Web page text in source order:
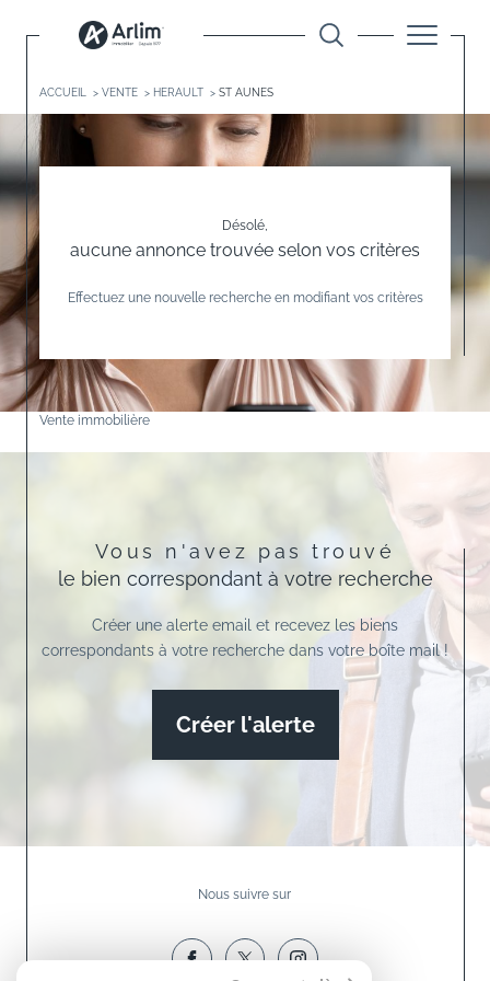
ACCUEIL VENTE HERAULT ST AUNES
Désolé,
aucune annonce trouvée selon vos critères
Effectuez une nouvelle recherche en modifiant vos critères
Vente immobilière
Vous n'avez pas trouvé
le bien correspondant à votre recherche
Créer une alerte email et recevez les biens
correspondants à votre recherche dans votre boîte mail !
Créer l'alerte
Nous suivre sur